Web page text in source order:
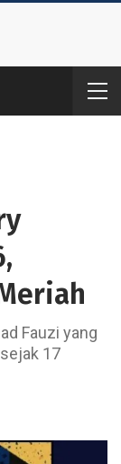
Fauzi yang
17